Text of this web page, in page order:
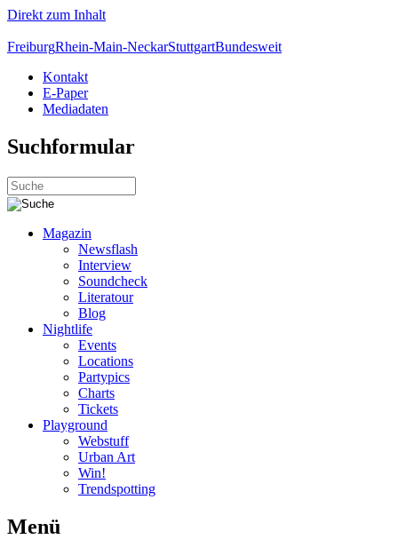
Direkt zum Inhalt
FreiburgRhein-Main-NeckarStuttgartBundesweit
Kontakt
E-Paper
Mediadaten
Suchformular
Magazin
Newsflash
Interview
Soundcheck
Literatour
Blog
Nightlife
Events
Locations
Partypics
Charts
Tickets
Playground
Webstuff
Urban Art
Win!
Trendspotting
Menü